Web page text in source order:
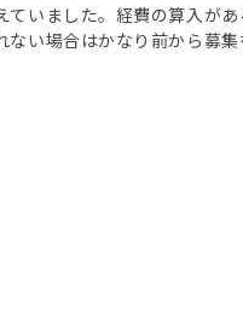
いました。経費の算入が
ない場合はかなり前から募